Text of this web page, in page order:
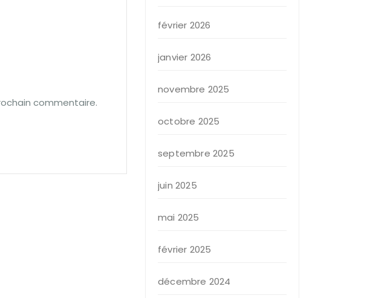
commentaire.
février 2026
janvier 2026
novembre 2025
octobre 2025
septembre 2025
juin 2025
mai 2025
février 2025
décembre 2024